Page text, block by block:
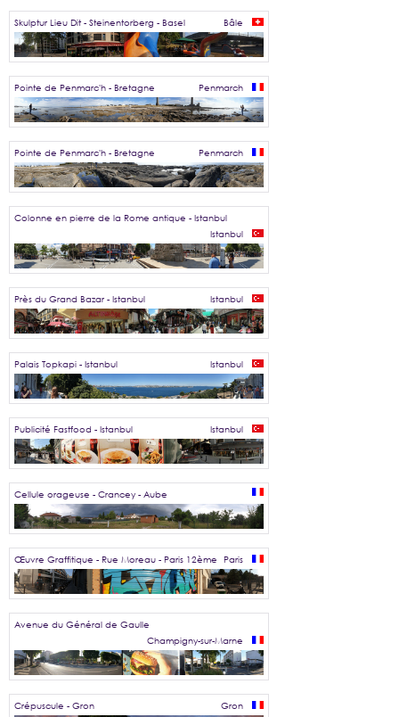
Skulptur Lieu Dit - Steinentorberg - Basel Bâle
Pointe de Penmarc'h - Bretagne Penmarch
Pointe de Penmarc'h - Bretagne Penmarch
Colonne en pierre de la Rome antique - Istanbul
Istanbul
Près du Grand Bazar - Istanbul Istanbul
Palais Topkapi - Istanbul Istanbul
Publicité Fastfood - Istanbul Istanbul
Cellule orageuse - Crancey - Aube
Œuvre Graffitique - Rue Moreau - Paris 12ème Paris
Avenue du Général de Gaulle
Champigny-sur-Marne
Crépuscule - Gron Gron